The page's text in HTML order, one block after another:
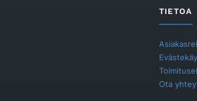
TIETOA
Ota